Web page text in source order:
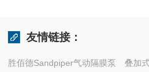
空气压缩净化三
吸附水分，还会
友情链接：
胜佰德Sandpiper气动隔膜泵 叠加